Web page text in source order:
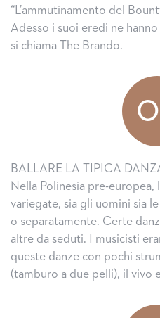
“L’ammutinamento del
Adesso i suoi eredi ne
si chiama The Brando.
BALLARE LA TIPICA
Nella Polinesia pre-
variegate, sia gli uomini sia
o separatamente. Certe
altre da seduti. I musicisti
queste danze con pochi
(tamburo a due pelli), il vivo